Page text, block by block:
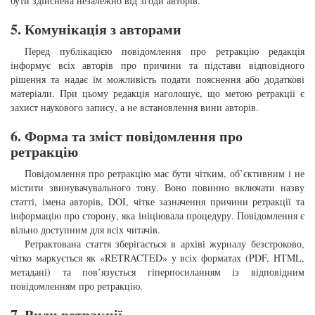
5. Комунікація з авторами
Перед публікацією повідомлення про ретракцію редакція
інформує всіх авторів про причини та підстави відповідного
рішення та надає їм можливість подати пояснення або додаткові
матеріали. При цьому редакція наголошує, що метою ретракції є
захист наукового запису, а не встановлення вини авторів.
6. Форма та зміст повідомлення про
ретракцію
Повідомлення про ретракцію має бути чітким, об’єктивним і не
містити звинувачувального тону. Воно повинно включати назву
статті, імена авторів, DOI, чітке зазначення причини ретракції та
інформацію про сторону, яка ініціювала процедуру. Повідомлення є
вільно доступним для всіх читачів.
Ретрактована стаття зберігається в архіві журналу безстроково,
чітко маркується як «RETRACTED» у всіх форматах (PDF, HTML,
метадані) та пов’язується гіперпосиланням із відповідним
повідомленням про ретракцію.